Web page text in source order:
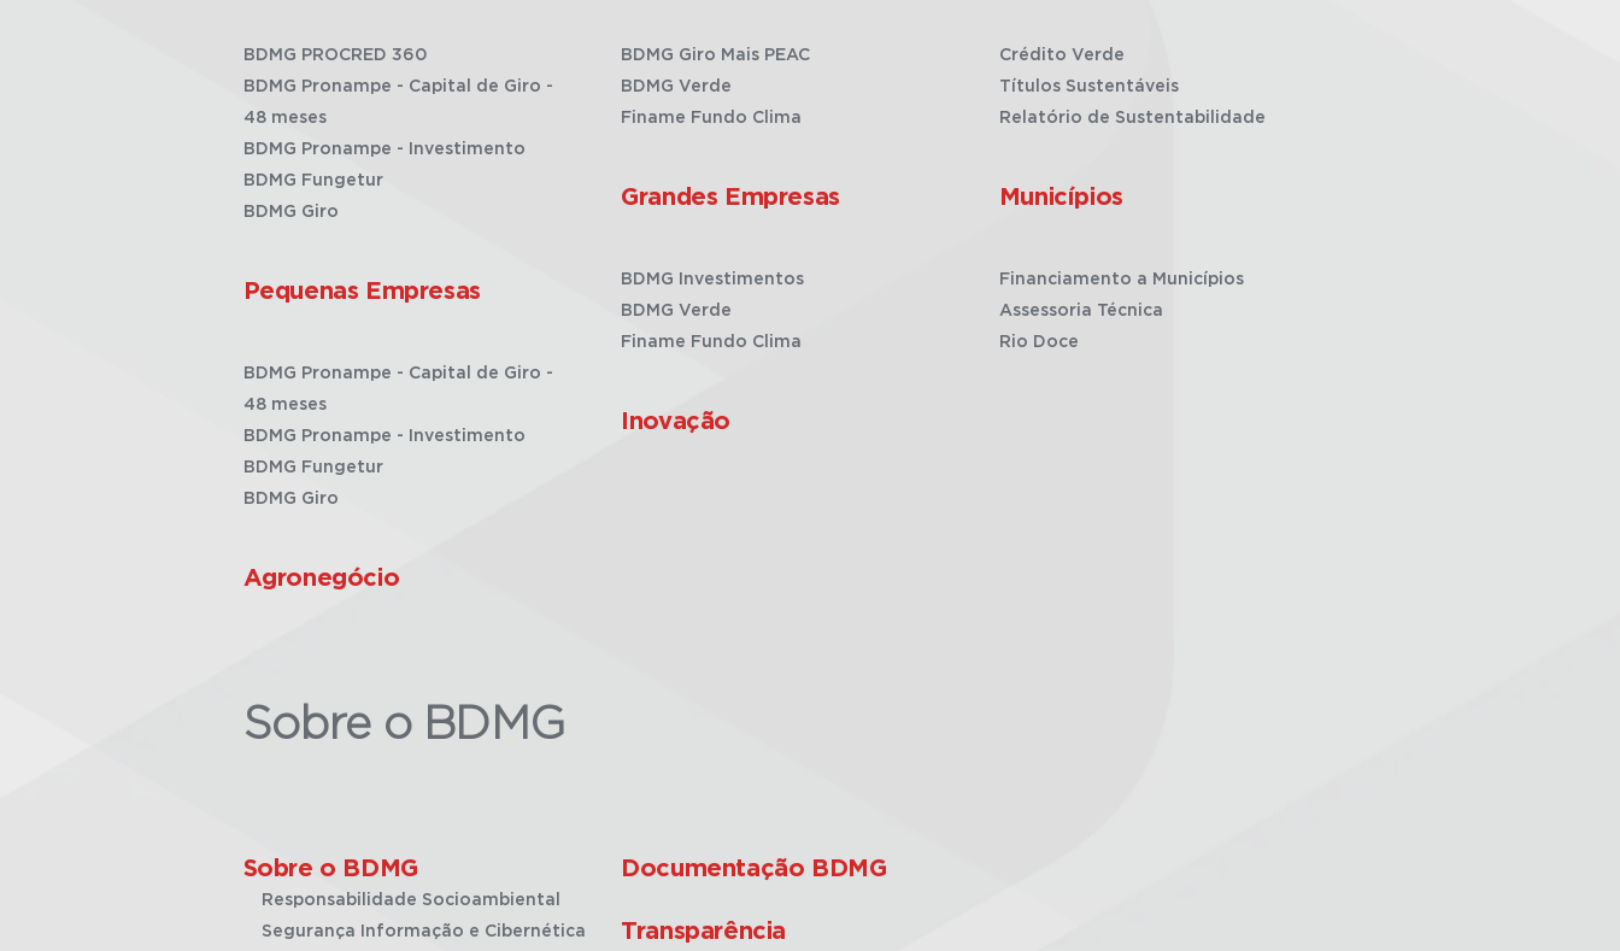
BDMG PROCRED 360
BDMG Pronampe - Capital de Giro -
48 meses
BDMG Pronampe - Investimento
BDMG Fungetur
BDMG Giro
Pequenas Empresas
BDMG Pronampe - Capital de Giro -
48 meses
BDMG Pronampe - Investimento
BDMG Fungetur
BDMG Giro
Agronegócio
BDMG Giro Mais PEAC
BDMG Verde
Finame Fundo Clima
Grandes Empresas
BDMG Investimentos
BDMG Verde
Finame Fundo Clima
Inovação
Crédito Verde
Títulos Sustentáveis
Relatório de Sustentabilidade
Municípios
Financiamento a Municípios
Assessoria Técnica
Rio Doce
Sobre o BDMG
Sobre o BDMG
Responsabilidade Socioambiental
Segurança Informação e Cibernética
Documentação BDMG
Transparência